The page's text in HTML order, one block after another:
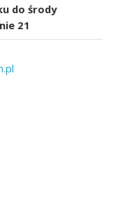
do środy
21